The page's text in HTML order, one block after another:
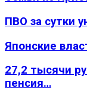
ПВО за сутки
Японские
27,2 тысячи
пенсия…